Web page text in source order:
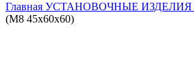
Главная УСТАНОВОЧНЫЕ ИЗДЕЛИЯ
(М8 45х60х60)